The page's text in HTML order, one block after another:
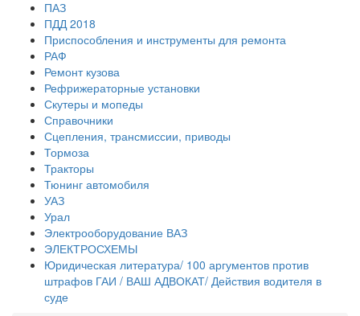
ПАЗ
ПДД 2018
Приспособления и инструменты для ремонта
РАФ
Ремонт кузова
Рефрижераторные установки
Скутеры и мопеды
Справочники
Сцепления, трансмиссии, приводы
Тормоза
Тракторы
Тюнинг автомобиля
УАЗ
Урал
Электрооборудование ВАЗ
ЭЛЕКТРОСХЕМЫ
Юридическая литература/ 100 аргументов против
штрафов ГАИ / ВАШ АДВОКАТ/ Действия водителя в
суде